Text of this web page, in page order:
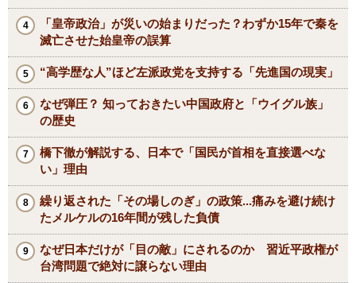
「皇帝政治」が災いの始まりだった？わずか15年で秦を
滅亡させた始皇帝の誤算
“高学歴な人”ほど左派政党を支持する「先進国の現実」
なぜ弾圧？ 知っておきたい中国政府と「ウイグル族」
の歴史
橋下徹が解説する、日本で「国民が首相を直接選べな
い」理由
繰り返された「その場しのぎ」の政策...痛みを避け続け
たメルケルの16年間が残した負債
なぜ日本だけが「目の敵」にされるのか 習近平政権が
台湾問題で絶対に譲らない理由